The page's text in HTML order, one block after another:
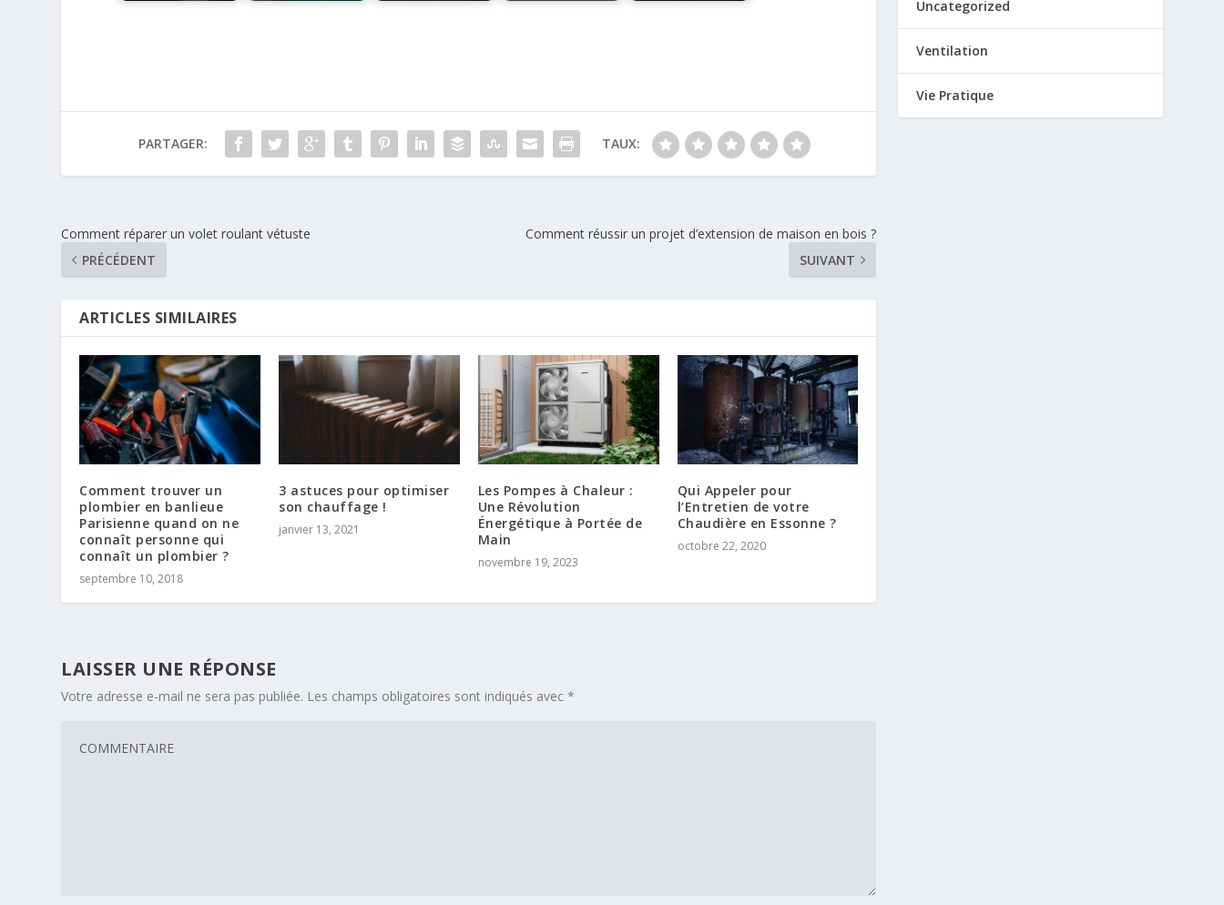
PARTAGER: TAUX:
Comment réparer un volet roulant vétuste
PRÉCÉDENT
Comment réussir un projet d’extension de maison en bois ?
SUIVANT
ARTICLES SIMILAIRES
Comment trouver un
plombier en banlieue
Parisienne quand on ne
connaît personne qui
connaît un plombier ?
septembre 10, 2018
3 astuces pour optimiser
son chauffage !
janvier 13, 2021
Les Pompes à Chaleur :
Une Révolution
Énergétique à Portée de
Main
novembre 19, 2023
Qui Appeler pour
l’Entretien de votre
Chaudière en Essonne ?
octobre 22, 2020
LAISSER UNE RÉPONSE
Votre adresse e-mail ne sera pas publiée. Les champs obligatoires sont indiqués avec*
Uncategorized
Ventilation
Vie Pratique